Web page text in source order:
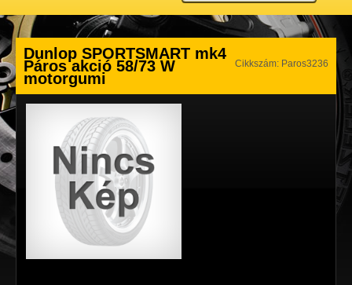
Cikkszám: Paros3236
Dunlop SPORTSMART mk4
Páros akció 58/73 W
motorgumi